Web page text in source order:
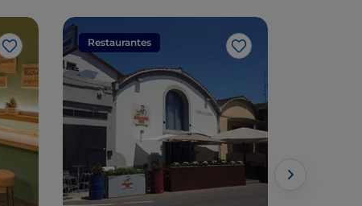
Me gusta
Restaurantes
Me gusta